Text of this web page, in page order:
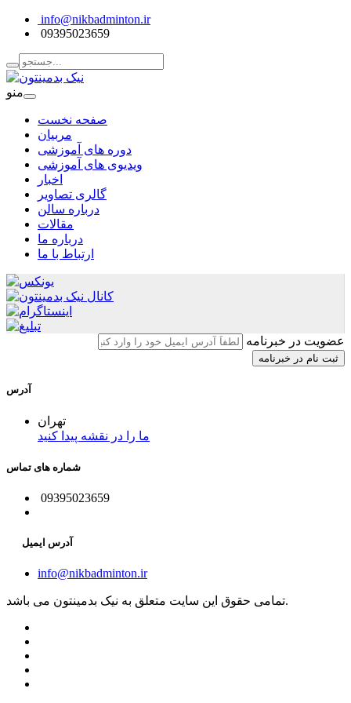
info@nikbadminton.ir
09395023659
منو
صفحه نخست
مربیان
دوره های آموزشی
ویدیوی های آموزشی
اخبار
گالری تصاویر
درباره سالن
مقالات
درباره ما
ارتباط با ما
عضویت در خبرنامه
آدرس
تهران
ما را در نقشه پیدا کنید
شماره های تماس
09395023659
آدرس ایمیل
info@nikbadminton.ir
تمامی حقوق این سایت متعلق به نیک بدمینتون می باشد.